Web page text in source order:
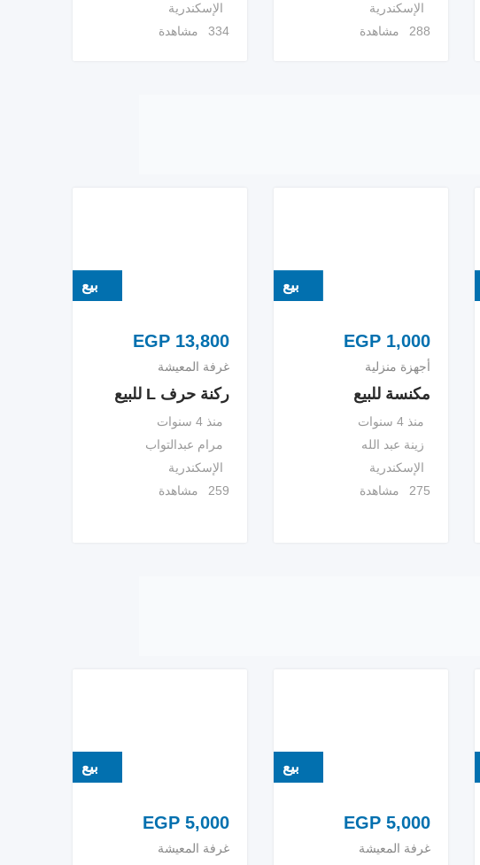
الإسكندرية
288 مشاهدة
الإسكندرية
334 مشاهدة
بيع
EGP1,000
أجهزة منزلية
مكنسة للبيع
منذ 4 سنوات
زينة عبد الله
الإسكندرية
275 مشاهدة
بيع
EGP13,800
غرفة المعيشة
ركنة حرف L للبيع
منذ 4 سنوات
مرام عبدالتواب
الإسكندرية
259 مشاهدة
بيع
EGP5,000
غرفة المعيشة
بيع
EGP5,000
غرفة المعيشة